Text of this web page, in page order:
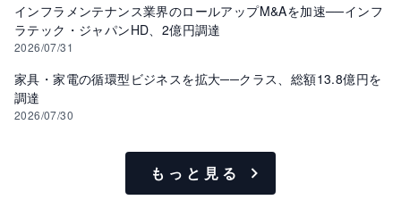
インフラメンテナンス業界のロールアップM&Aを加速──インフ
ラテック・ジャパンHD、2億円調達
2026/07/31
家具・家電の循環型ビジネスを拡大──クラス、総額13.8億円を
調達
2026/07/30
もっと見る